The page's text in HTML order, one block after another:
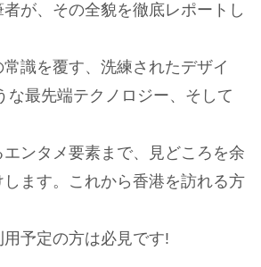
が、その全貌を徹底レポートし
識を覆す、洗練されたデザイ
な最先端テクノロジー、そして
ンタメ要素まで、見どころを余
ます。これから香港を訪れる方
用予定の方は必見です!